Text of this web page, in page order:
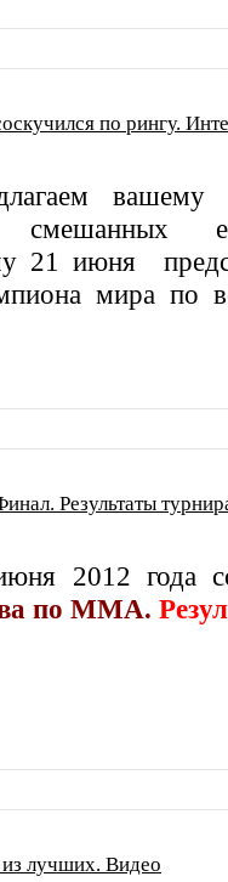
по рингу.
21 июня
мира по
Результаты
2012 года
по ММА.
лучших. Видео